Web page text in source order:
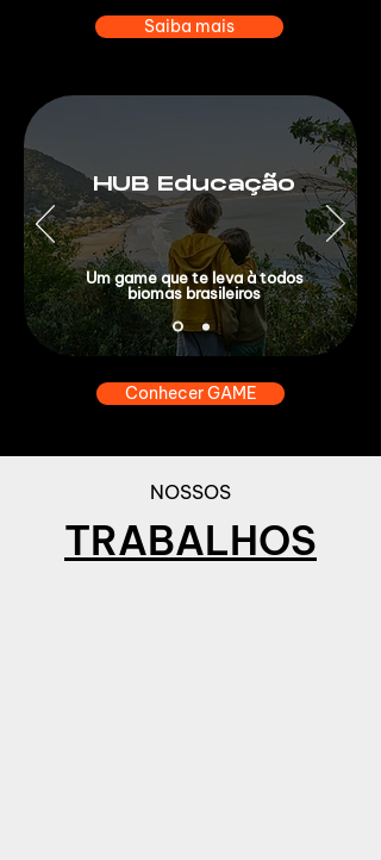
Saiba mais
HUB Educação
Um game que te leva à todos
biomas brasileiros
Conhecer GAME
NOSSOS
TRABALHOS